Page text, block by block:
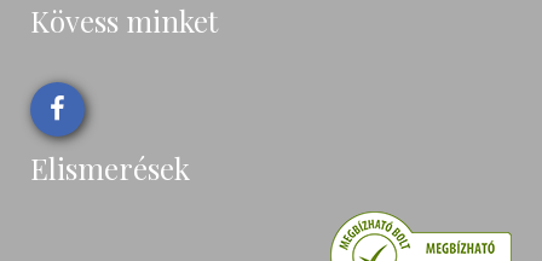
Kövess minket
Elismerések